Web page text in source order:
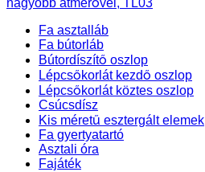
nagyobb átmérővel, TL03
Fa asztalláb
Fa bútorláb
Bútordíszítő oszlop
Lépcsőkorlát kezdő oszlop
Lépcsőkorlát köztes oszlop
Csúcsdísz
Kis méretű esztergált elemek
Fa gyertyatartó
Asztali óra
Fajáték